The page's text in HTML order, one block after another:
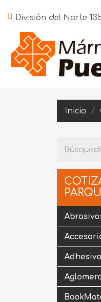
División del Norte
Inicio